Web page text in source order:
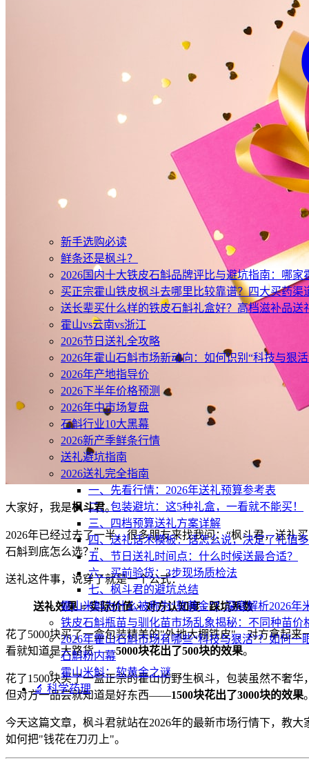
新手选购必读
鲜条还是枫斗？
2026国内十大铁皮石斛品牌评比与避坑指南：哪家
买正宗霍山铁皮枫斗去哪里比较靠谱？四大买药渠
送长辈买什么样的铁皮石斛礼盒好？高档滋补品送
霍山vs云南vs浙江
2026节日送礼全攻略
2026年霍山石斛市场新动向：如何识别“科技与狠
2026年产地指导价
2026下半年价格预测
2026年中市场复盘
石斛行业10大黑幕
2026新产季鲜条行情
送礼避坑指南
2026送礼完全指南
一、先看行情：2026年送礼预算参考表
二、包装避坑：这5种礼盒，一看就不能买！
三、四档预算送礼方案详解
四、送礼话术模板：话怎么说，决定了礼值
五、节日送礼时间点：什么时候送最合适？
六、买前验货：3步现场质检法
七、枫斗君的避坑总结
霍山米斛为什么被称为“软黄金”？深度解析2026年
铁皮石斛瓶苗与驯化苗市场乱象揭秘：不同种苗价
2026年霍山石斛市场有哪些“科技与狠活”？如何一
石斛粉内幕
霍山米斛：软黄金之谜
🔬 科学药理
大家好，我是枫斗君。
2026年已经过去了一半，很多朋友来找我问：“枫斗君，送礼买
石斛到底怎么选？”
送礼这件事，说穿了就是一个公式：
送礼效果 = 实际价值 × 对方认知度 - 踩坑系数
花了5000块买了一盒包装精美的"外地大棚铁皮"，对方拿起来
看就知道是大路货——5000块花出了500块的效果。
花了1500块买了一盒正宗的霍山仿野生枫斗，包装虽然不奢华
但对方一品尝就知道是好东西——1500块花出了3000块的效果
今天这篇文章，枫斗君就站在2026年的最新市场行情下，教大
如何把"钱花在刀刃上"。